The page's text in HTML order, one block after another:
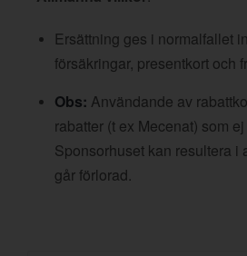
Ersättning ges i normalfallet
försäkringar, presentkort och
Obs: Användande av
rabatter (t ex Mecenat) som
Sponsorhuset kan resultera i
går förlorad.